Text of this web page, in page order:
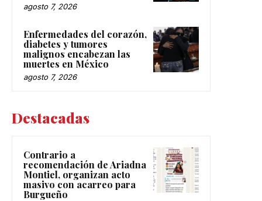
agosto 7, 2026
Enfermedades del corazón,
diabetes y tumores
malignos encabezan las
muertes en México
agosto 7, 2026
Destacadas
Contrario a
recomendación de Ariadna
Montiel, organizan acto
masivo con acarreo para
Burgueño